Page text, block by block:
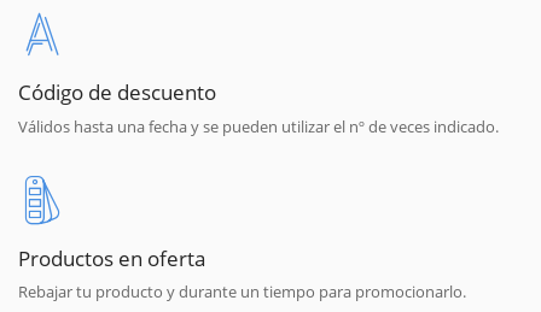
Código de descuento
Válidos hasta una fecha y se pueden utilizar el nº de veces indicado.
Productos en oferta
Rebajar tu producto y durante un tiempo para promocionarlo.